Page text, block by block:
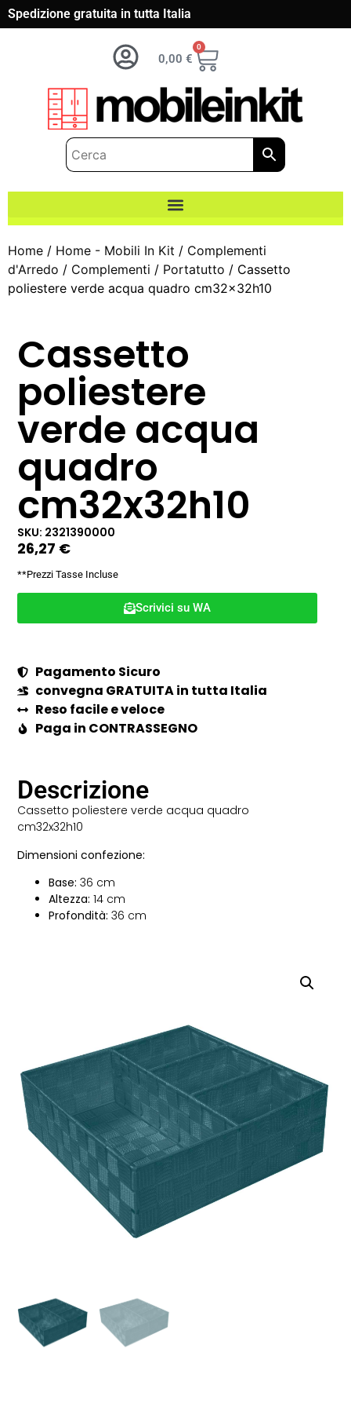
Spedizione gratuita in tutta Italia
0,00 €
0
Home / Home - Mobili In Kit / Complementi
d'Arredo / Complementi / Portatutto / Cassetto
poliestere verde acqua quadro cm32x32h10
Cassetto
poliestere
verde acqua
quadro
cm32x32h10
SKU: 2321390000
26,27 €
**Prezzi Tasse Incluse
Scrivici su WA
Pagamento Sicuro
convegna GRATUITA in tutta Italia
Reso facile e veloce
Paga in CONTRASSEGNO
Descrizione
Cassetto poliestere verde acqua quadro
cm32x32h10
Dimensioni confezione:
Base: 36 cm
Altezza: 14 cm
Profondità: 36 cm